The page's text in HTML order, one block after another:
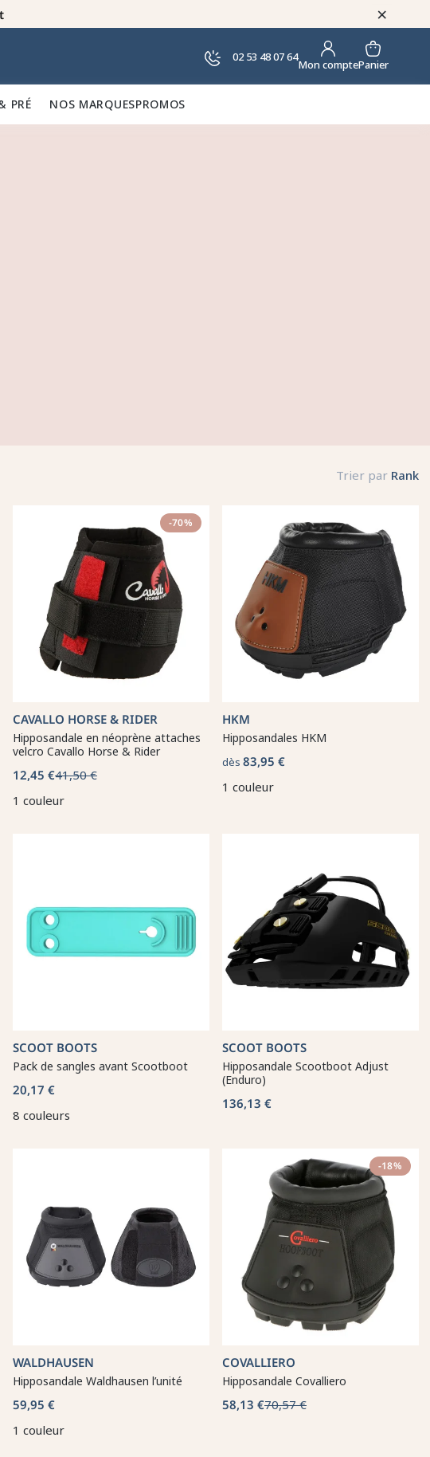
×
02 53 48 07 64
Mon comptePanier
PRÉ 🍃 NOS MARQUESPROMOS
Trier par Rank
-70%
CAVALLO HORSE & RIDER
Hipposandale en néoprène attaches
velcro Cavallo Horse & Rider
12,45 €41,50 €
1 couleur
HKM
Hipposandales HKM
dès 83,95 €
1 couleur
SCOOT BOOTS
Pack de sangles avant Scootboot
20,17 €
8 couleurs
SCOOT BOOTS
Hipposandale Scootboot Adjust
(Enduro)
136,13 €
WALDHAUSEN
Hipposandale Waldhausen l’unité
59,95 €
1 couleur
-18%
COVALLIERO
Hipposandale Covalliero
58,13 €70,57 €